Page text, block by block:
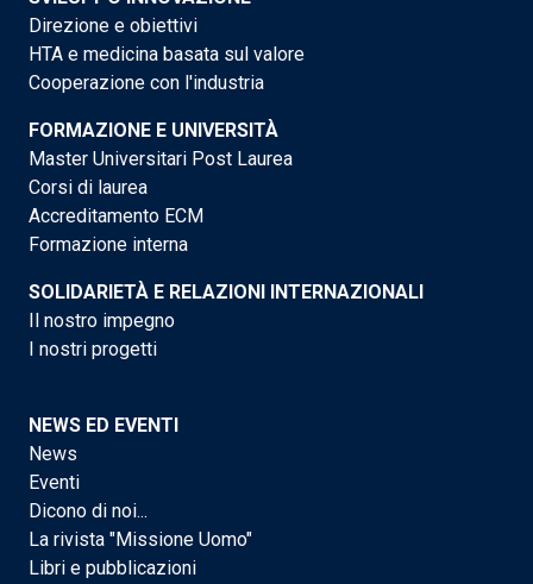
Direzione e obiettivi
HTA e medicina basata sul valore
Cooperazione con l'industria
FORMAZIONE E UNIVERSITÀ
Master Universitari Post Laurea
Corsi di laurea
Accreditamento ECM
Formazione interna
SOLIDARIETÀ E RELAZIONI INTERNAZIONALI
Il nostro impegno
I nostri progetti
NEWS ED EVENTI
News
Eventi
Dicono di noi...
La rivista "Missione Uomo"
Libri e pubblicazioni